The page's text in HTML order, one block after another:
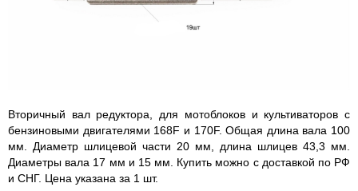
Вторичный вал редуктора, для мотоблоков и культиваторов с
бензиновыми двигателями 168F и 170F. Общая длина вала 100
мм. Диаметр шлицевой части 20 мм, длина шлицев 43,3 мм.
Диаметры вала 17 мм и 15 мм. Купить можно с доставкой по РФ
и СНГ. Цена указана за 1 шт.